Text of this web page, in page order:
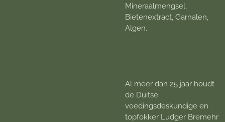
Mineraalmengsel,
Bietenextract, Garnalen,
Algen.
Al meer dan 25 jaar houdt
de Duitse
voedingsdeskundige en
topfokker Ludger Bremehr